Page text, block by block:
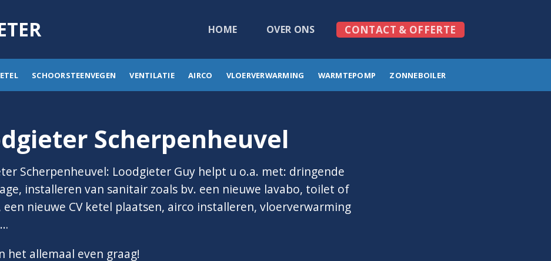
HOME OVER ONS CONTACT & OFFERTE
SCHOORSTEENVEGEN VENTILATIE AIRCO VLOERVERWARMING WARMTEPOMP ZONNEBOILER
Scherpenheuvel
Scherpenheuvel: Loodgieter Guy helpt u o.a. met: dringende
installeren van sanitair zoals bv. een nieuwe lavabo, toilet of
een nieuwe CV ketel plaatsen, airco installeren, vloerverwarming
het allemaal even graag!